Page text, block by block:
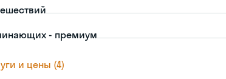
- премиум
и цены (4)